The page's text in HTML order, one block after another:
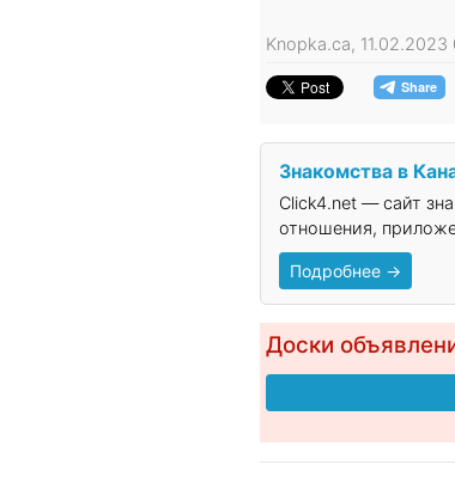
Knopka.ca,
Знакомства в
Click4.net — сайт
отношения,
Подробнее →
Доски